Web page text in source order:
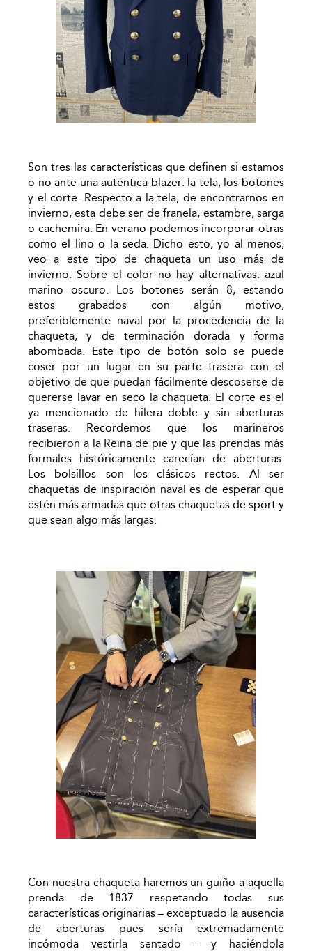
Son tres las características que definen si estamos
o no ante una auténtica blazer: la tela, los botones
y el corte. Respecto a la tela, de encontrarnos en
invierno, esta debe ser de franela, estambre, sarga
o cachemira. En verano podemos incorporar otras
como el lino o la seda. Dicho esto, yo al menos,
veo a este tipo de chaqueta un uso más de
invierno. Sobre el color no hay alternativas: azul
marino oscuro. Los botones serán 8, estando
estos grabados con algún motivo,
preferiblemente naval por la procedencia de la
chaqueta, y de terminación dorada y forma
abombada. Este tipo de botón solo se puede
coser por un lugar en su parte trasera con el
objetivo de que puedan fácilmente descoserse de
quererse lavar en seco la chaqueta. El corte es el
ya mencionado de hilera doble y sin aberturas
traseras. Recordemos que los marineros
recibieron a la Reina de pie y que las prendas más
formales históricamente carecían de aberturas.
Los bolsillos son los clásicos rectos. Al ser
chaquetas de inspiración naval es de esperar que
estén más armadas que otras chaquetas de sport y
que sean algo más largas.
Con nuestra chaqueta haremos un guiño a aquella
prenda de 1837 respetando todas sus
características originarias – exceptuado la ausencia
de aberturas pues sería extremadamente
incómoda vestirla sentado – y haciéndola